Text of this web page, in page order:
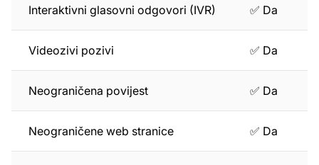
Interaktivni glasovni odgovori (IVR) ✅ Da
Videozivi pozivi ✅ Da
Neograničena povijest ✅ Da
Neograničene web stranice ✅ Da